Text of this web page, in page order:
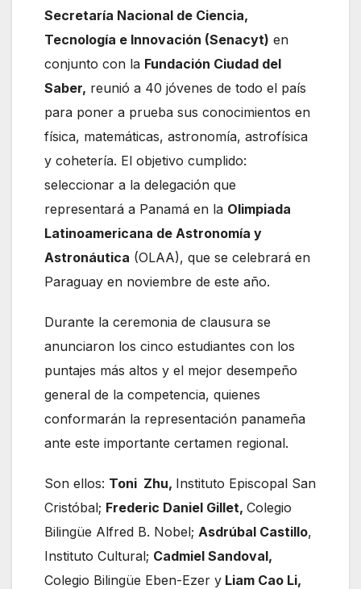
Secretaría Nacional de Ciencia,
Tecnología e Innovación (Senacyt) en
conjunto con la Fundación Ciudad del
Saber, reunió a 40 jóvenes de todo el país
para poner a prueba sus conocimientos en
física, matemáticas, astronomía, astrofísica
y cohetería. El objetivo cumplido:
seleccionar a la delegación que
representará a Panamá en la Olimpiada
Latinoamericana de Astronomía y
Astronáutica (OLAA), que se celebrará en
Paraguay en noviembre de este año.
Durante la ceremonia de clausura se
anunciaron los cinco estudiantes con los
puntajes más altos y el mejor desempeño
general de la competencia, quienes
conformarán la representación panameña
ante este importante certamen regional.
Son ellos: Toni Zhu, Instituto Episcopal San
Cristóbal; Frederic Daniel Gillet, Colegio
Bilingüe Alfred B. Nobel; Asdrúbal Castillo,
Instituto Cultural; Cadmiel Sandoval,
Colegio Bilingüe Eben-Ezer y Liam Cao Li,